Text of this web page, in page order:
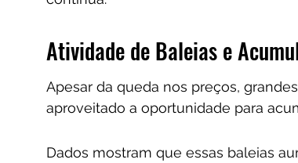
Atividade de Baleias e
Apesar da queda nos preços,
aproveitado a oportunidade para
Dados mostram que essas baleias